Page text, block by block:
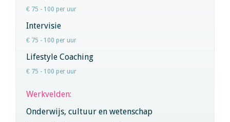
€ 75 - 100 per uur
Intervisie
€ 75 - 100 per uur
Lifestyle Coaching
€ 75 - 100 per uur
Werkvelden:
Onderwijs, cultuur en wetenschap